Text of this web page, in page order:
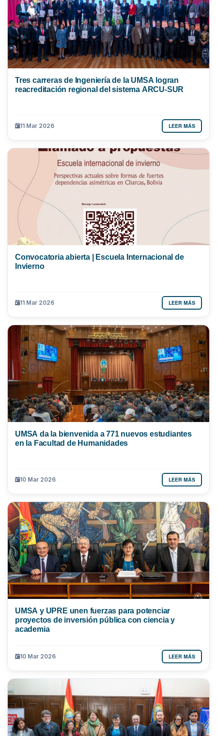
Tres carreras de Ingeniería de la UMSA logran
reacreditación regional del sistema ARCU-SUR
11 Mar 2026 LEER MÁS
Convocatoria abierta | Escuela Internacional de
Invierno
11 Mar 2026 LEER MÁS
UMSA da la bienvenida a 771 nuevos estudiantes
en la Facultad de Humanidades
10 Mar 2026 LEER MÁS
UMSA y UPRE unen fuerzas para potenciar
proyectos de inversión pública con ciencia y
academia
10 Mar 2026 LEER MÁS